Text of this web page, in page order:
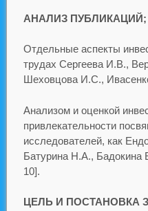
АНАЛИЗ
Отдельные аспекты
трудах Сергеева И.В.,
Шеховцова И.С.,
Анализом и оценкой
привлекательности
исследователей, как
Батурина Н.А.,
10].
ЦЕЛЬ И ПОСТАНОВКА